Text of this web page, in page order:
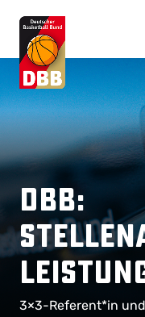
DBB:
3×3-Referent*in